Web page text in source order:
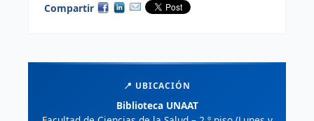
Compartir
📍 UBICACIÓN
Biblioteca UNAAT